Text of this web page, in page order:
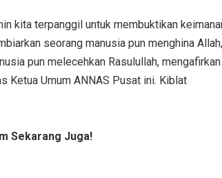
kita terpanggil untuk membuktikan
seorang manusia pun menghina
pun melecehkan Rasulullah,
Ketua Umum ANNAS Pusat ini. Kiblat
Sekarang Juga!